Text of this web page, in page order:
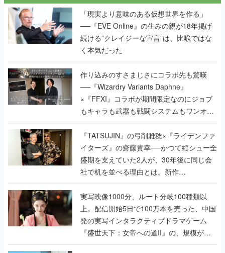
「現実より意味のある仮想世界を作る」
──『EVE Online』の生みの親が18年掲げ
続ける”クレイジーな宣言”は、比喩ではな
く本気だった
作り込みのすさまじさにコラボ先も驚嘆
──『Wizardry Variants Daphne』
×『FFXI』コラボが期間限定なのにジョブ
もキャラも武器も戦闘システムもワンオフ
で作り込まれた理由を両ディレクターに聞
く
『TATSUJIN』の弓削雅稔×『ライデンファ
イターズ』の齋藤貴幸──かつて縦シュー全
盛期を支えていた2人が、30年後に同じ会
社で机を並べる理由とは。新作
『TATSUJIN EXTREME』で初タッグを組
んだレジェンド2人に訊く開発秘話
実写映像1000分、ルート分岐100種類以
上。配信開始5日で100万本を売った、中国
発の実写インタラクティブドラマゲーム
『盛世天下：女帝への道II』の、規模が違
うこだわりをプロデューサーに聞いた